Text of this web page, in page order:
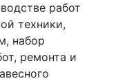
работ
техники,
набор
ремонта и